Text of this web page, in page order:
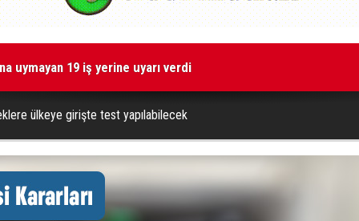
ülkeye girişte test yapılabilecek